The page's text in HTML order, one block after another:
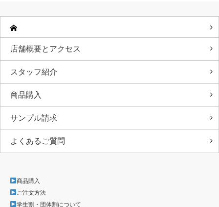
店舗概要とアクセス
スタッフ紹介
商品購入
サンプル請求
よくあるご質問
商品購入
ご注文方法
学生割・団体割について